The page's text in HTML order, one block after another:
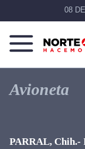
08
Norte
Más
que
noticias,
Avioneta
PARRAL, Chih.-